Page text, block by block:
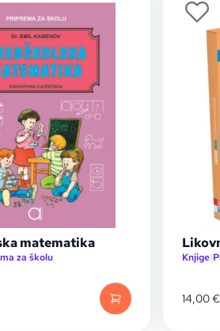
matematika
za školu Knjige|
14,00€